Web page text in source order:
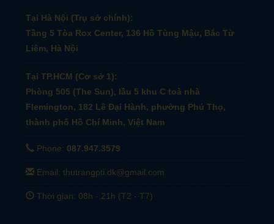
Tại Hà Nội (Trụ sở chính):
Tầng 5 Tòa Rox Center, 136 Hồ Tùng Mậu, Bắc Từ
Liêm, Hà Nội
Tại TP.HCM (Cơ sở 1):
Phòng 505 (The Sun), lầu 5 khu C toà nhà
Flemington, 182 Lê Đại Hành, phường Phú Thọ,
thành phố Hồ Chí Minh, Việt Nam
Phone: 087.947.3579
Email: thutrangpti.dk@gmail.com
Thời gian: 08h - 21h (T2 - T7)